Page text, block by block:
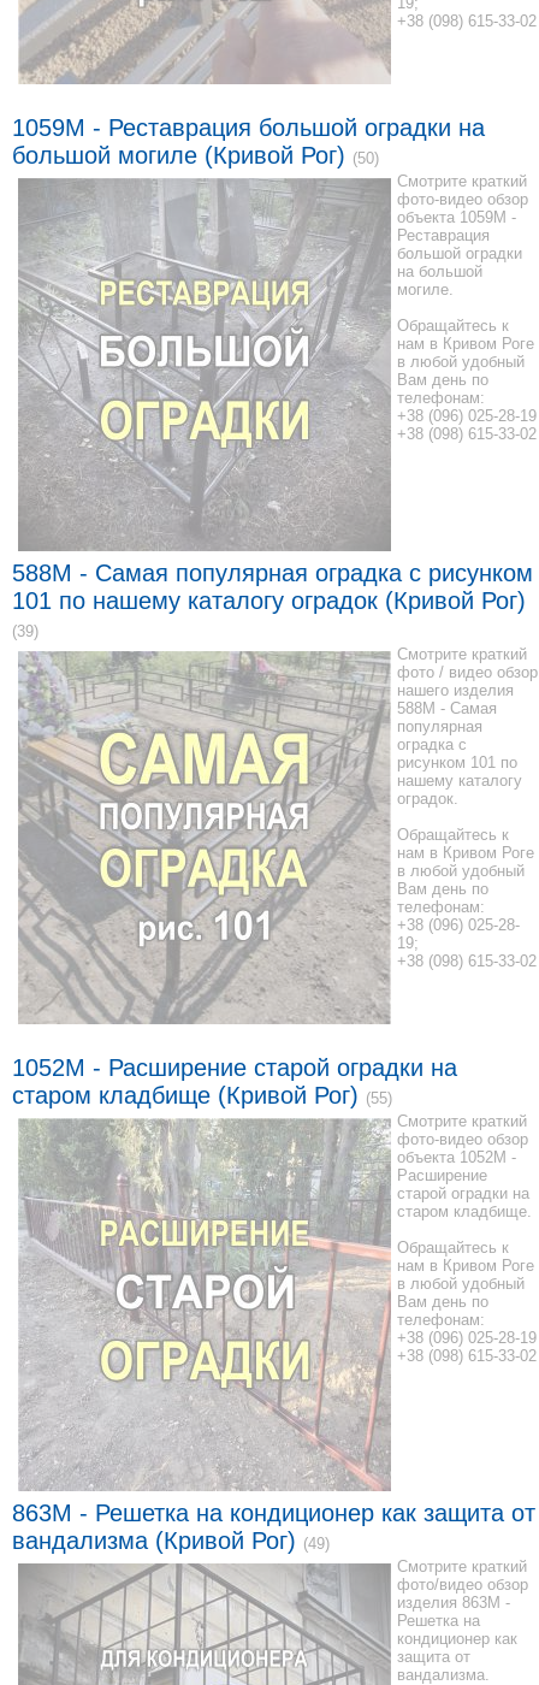
+38 (098) 615-33-02
1059М - Реставрация большой оградки на
большой могиле (Кривой Рог) (50)
Смотрите краткий
фото-видео обзор
объекта 1059М -
Реставрация
большой оградки
на большой
могиле.
Обращайтесь к
нам в Кривом Роге
в любой удобный
Вам день по
телефонам:
+38 (096) 025-28-19
+38 (098) 615-33-02
588M - Самая популярная оградка с рисунком
101 по нашему каталогу оградок (Кривой Рог)
(39)
Смотрите краткий
фото / видео обзор
нашего изделия
588M - Самая
популярная
оградка с
рисунком 101 по
нашему каталогу
оградок.
Обращайтесь к
нам в Кривом Роге
в любой удобный
Вам день по
телефонам:
+38 (096) 025-28-
19;
+38 (098) 615-33-02
1052M - Расширение старой оградки на
старом кладбище (Кривой Рог) (55)
Смотрите краткий
фото-видео обзор
объекта 1052M -
Расширение
старой оградки на
старом кладбище.
Обращайтесь к
нам в Кривом Роге
в любой удобный
Вам день по
телефонам:
+38 (096) 025-28-19
+38 (098) 615-33-02
863M - Решетка на кондиционер как защита от
вандализма (Кривой Рог) (49)
Смотрите краткий
фото/видео обзор
изделия 863M -
Решетка на
кондиционер как
защита от
вандализма.